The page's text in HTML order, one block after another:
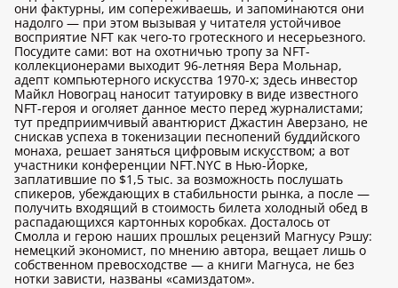
они фактурны, им сопереживаешь, и запоминаются они
надолго — при этом вызывая у читателя устойчивое
восприятие NFT как чего-то гротескного и несерьезного.
Посудите сами: вот на охотничью тропу за NFT-
коллекционерами выходит 96-летняя Вера Мольнар,
адепт компьютерного искусства 1970-х; здесь инвестор
Майкл Новограц наносит татуировку в виде известного
NFT-героя и оголяет данное место перед журналистами;
тут предприимчивый авантюрист Джастин Аверзано, не
снискав успеха в токенизации песнопений буддийского
монаха, решает заняться цифровым искусством; а вот
участники конференции NFT.NYC в Нью-Йорке,
заплатившие по $1,5 тыс. за возможность послушать
спикеров, убеждающих в стабильности рынка, а после —
получить входящий в стоимость билета холодный обед в
распадающихся картонных коробках. Досталось от
Смолла и герою наших прошлых рецензий Магнусу Рэшу:
немецкий экономист, по мнению автора, вещает лишь о
собственном превосходстве — а книги Магнуса, не без
нотки зависти, названы «самиздатом».